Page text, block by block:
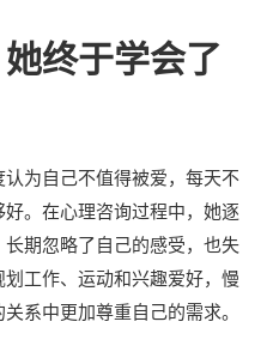
终于学会了
为自己不值得被爱，每天不
。在心理咨询过程中，她逐
期忽略了自己的感受，也失
工作、运动和兴趣爱好，慢
系中更加尊重自己的需求。